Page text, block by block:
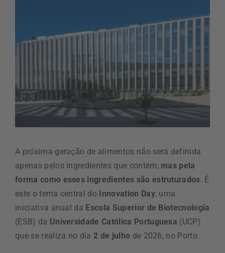
A próxima geração de alimentos não será definida
apenas pelos ingredientes que contém, mas pela
forma como esses ingredientes são estruturados. É
este o tema central do Innovation Day, uma
iniciativa anual da Escola Superior de Biotecnologia
(ESB) da Universidade Católica Portuguesa (UCP)
que se realiza no dia2 de julho de 2026, no Porto.